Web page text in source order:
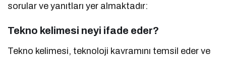
sorular ve yanıtları yer almaktadır:
Tekno kelimesi neyi ifade eder?
Tekno kelimesi, teknoloji kavramını temsil eder ve